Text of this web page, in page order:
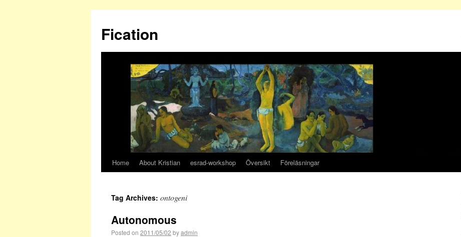
Fication
Home About Kristian esrad-workshop Översikt Föreläsningar
Tag Archives: ontogeni
Autonomous
Posted on 2011/05/02 byadmin